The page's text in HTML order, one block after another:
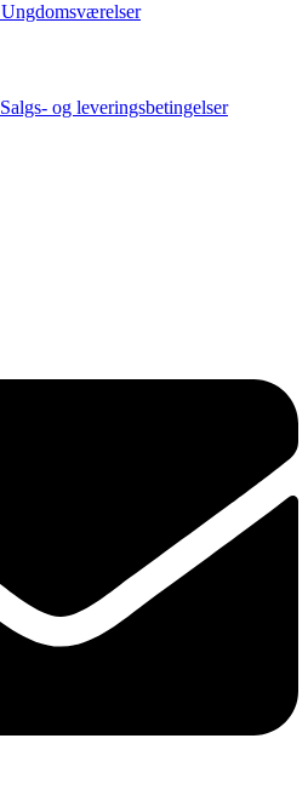
Ungdomsværelser
Salgs- og leveringsbetingelser